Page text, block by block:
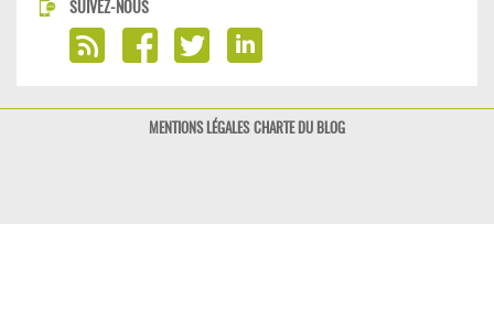
SUIVEZ-NOUS
MENTIONS LÉGALES CHARTE DU BLOG